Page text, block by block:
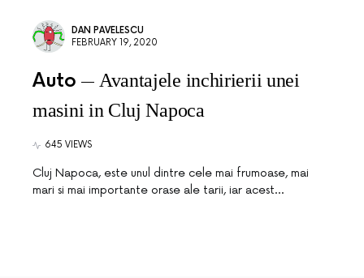
DAN PAVELESCU
FEBRUARY 19, 2020
Auto
Avantajele inchirierii unei
masini in Cluj Napoca
645 VIEWS
Cluj Napoca, este unul dintre cele mai frumoase, mai
mari si mai importante orase ale tarii, iar acest…